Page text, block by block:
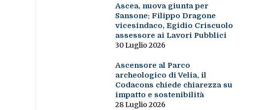
Ascea, nuova giunta per
Sansone: Filippo Dragone
vicesindaco, Egidio Criscuolo
assessore ai Lavori Pubblici
30 Luglio 2026
Ascensore al Parco
archeologico di Velia, il
Codacons chiede chiarezza su
impatto e sostenibilità
28 Luglio 2026